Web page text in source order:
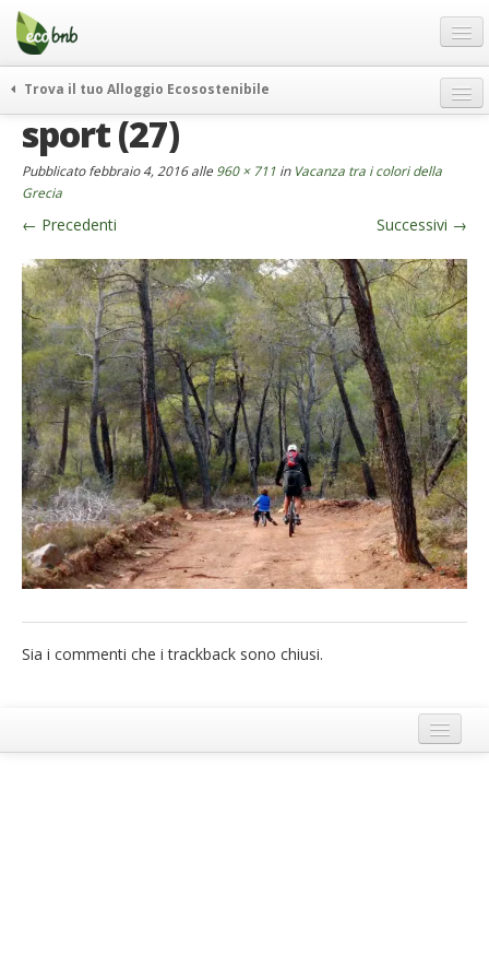
Menu
Salta
contenuto
Offerte Speciali
Regali
FAQ
Chi Siamo
Partner
Contatti
Italiano
German
English
Spanish
French
Italiano
Trova il tuo Alloggio Ecosostenibile
weekend green
itinerari
curiosità
vivere e viaggiare verde
news ed eventi
ecohotel
rassegna stampa
sport (27)
Pubblicatofebbraio 4, 2016alle 960 × 711 in Vacanza tra i colori della
Grecia
← Precedenti Successivi →
Sia i commenti che i trackback sono chiusi.